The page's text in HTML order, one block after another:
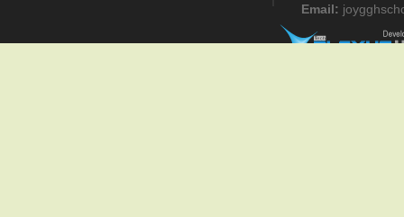
Email: